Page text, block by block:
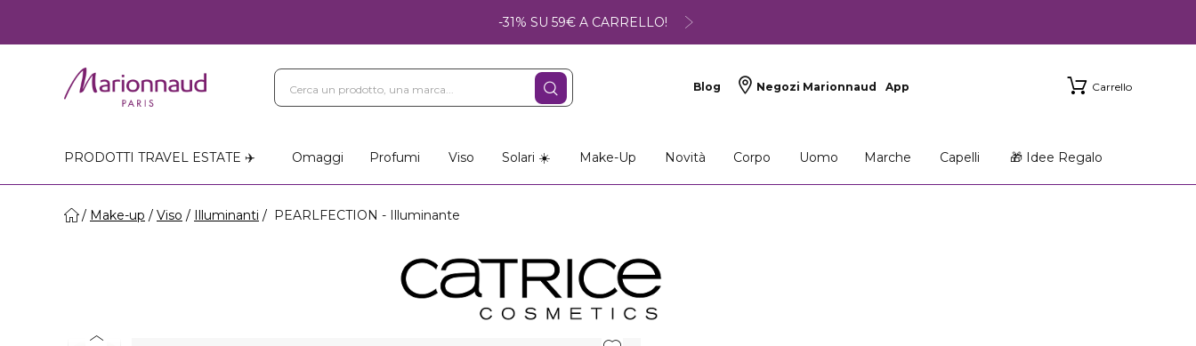
-31% SU 59€ A CARRELLO!
Blog Negozi Marionnaud App Carrello
PRODOTTI TRAVEL ESTATE ✈️ Omaggi Profumi Viso Solari ☀️ Make-Up Novità Corpo Uomo Marche Capelli 🎁 Idee Regalo
Make-up Viso Illuminanti PEARLFECTION - Illuminante